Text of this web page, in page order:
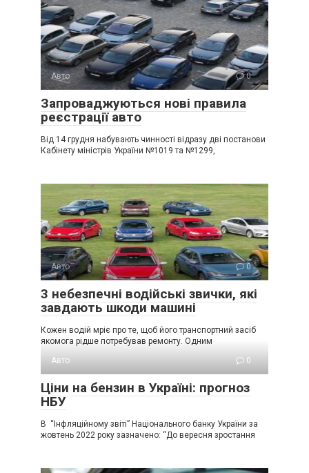
Авто 0
Запроваджуються нові правила
реєстрації авто
Від 14 грудня набувають чинності відразу дві постанови
Кабінету міністрів України №1019 та №1299,
Авто 0
3 небезпечні водійські звички, які
завдають шкоди машині
Кожен водій мріє про те, щоб його транспортний засіб
якомога рідше потребував ремонту. Одним
Авто
0
Ціни на бензин в Україні: прогноз
НБУ
В “Інфляційному звіті” Національного банку України за
жовтень 2022 року зазначено: “До вересня зростання